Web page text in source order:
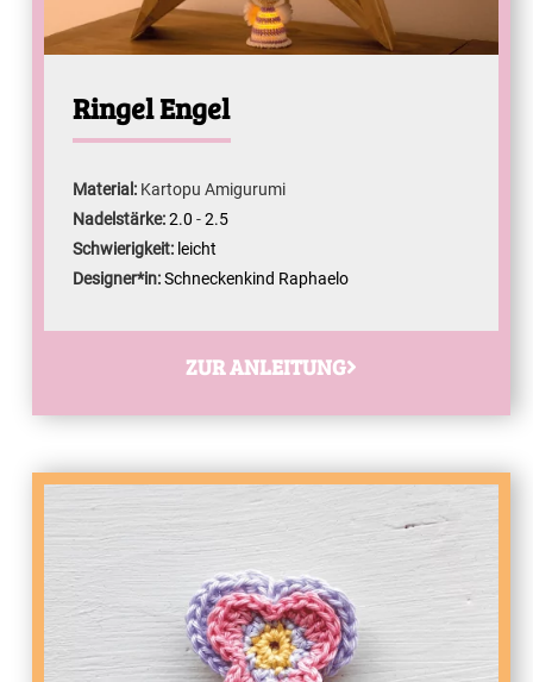
Ringel Engel
Material: Kartopu Amigurumi
Nadelstärke:2.0 -2.5
Schwierigkeit: leicht
Designer*in:Schneckenkind Raphaelo
ZUR ANLEITUNG